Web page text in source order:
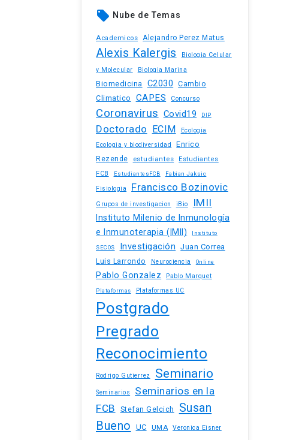
local_offer Nube de Temas
Academicos Alejandro Perez Matus
Alexis Kalergis
Biologia Celular
y Molecular
Biologia Marina
Biomedicina C2030
Cambio
Climatico
CAPES Concurso
Coronavirus Covid19 DIP
Doctorado ECIM Ecologia
Ecologia y biodiversidad
Enrico
Rezende
estudiantes
Estudiantes
FCB
EstudiantesFCB Fabian Jaksic
Fisiologia Francisco Bozinovic
Grupos de investigacion iBio IMII
Instituto Milenio de Inmunología
e Inmunoterapia (IMII)
Instituto
SECOS Investigación
Juan Correa
Luis Larrondo
Neurociencia Online
Pablo Gonzalez Pablo Marquet
Plataformas Plataformas UC
Postgrado
Pregrado
Reconocimiento
Rodrigo Gutierrez Seminario
Seminarios
Seminarios en la
FCB
Stefan Gelcich
Susan
Bueno
UC UMA Veronica Eisner